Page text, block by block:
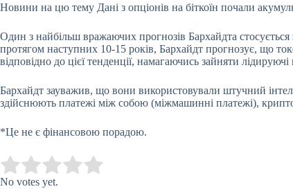
Новини на цю тему Дані з опціонів на біткоїн почали
Один з найбільш вражаючих прогнозів Бархайдта
протягом наступних 10-15 років, Бархайдт прогнозує, що
відповідно до цієї тенденції, намагаючись зайняти
Бархайдт зауважив, що вони використовували штучний
здійснюють платежі між собою (міжмашинні платежі),
*Це не є фінансовою порадою.
Rate this item:
No votes yet.